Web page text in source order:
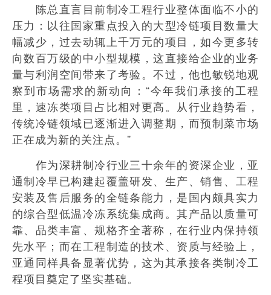
陈总直言目前制冷工程行业整体面临不小的
压力：以往国家重点投入的大型冷链项目数量大
幅减少，过去动辄上千万元的项目，如今更多转
向数百万级的中小型规模，这直接给企业的业务
量与利润空间带来了考验。不过，他也敏锐地观
察到市场需求的新动向：“今年我们承接的工程
里，速冻类项目占比相对更高。从行业趋势看，
传统冷链领域已逐渐进入调整期，而预制菜市场
正在成为新的关注点。”
作为深耕制冷行业三十余年的资深企业，亚
通制冷早已构建起覆盖研发、生产、销售、工程
安装及售后服务的全链条能力，是国内颇具实力
的综合型低温冷冻系统集成商。其产品以质量可
靠、品类丰富、规格齐全著称，在行业内保持领
先水平；而在工程制造的技术、资质与经验上，
亚通同样具备显著优势，这为其承接各类制冷工
程项目奠定了坚实基础。